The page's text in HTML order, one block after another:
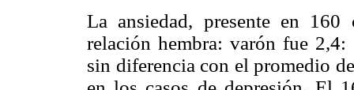
La ansiedad, presente en
relación hembra: varón fue
sin diferencia con el promedio